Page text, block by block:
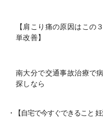
【肩こり痛の原因はこの
単改善】
南大分で交通事故治療で
探しなら
・【自宅で今すぐできること